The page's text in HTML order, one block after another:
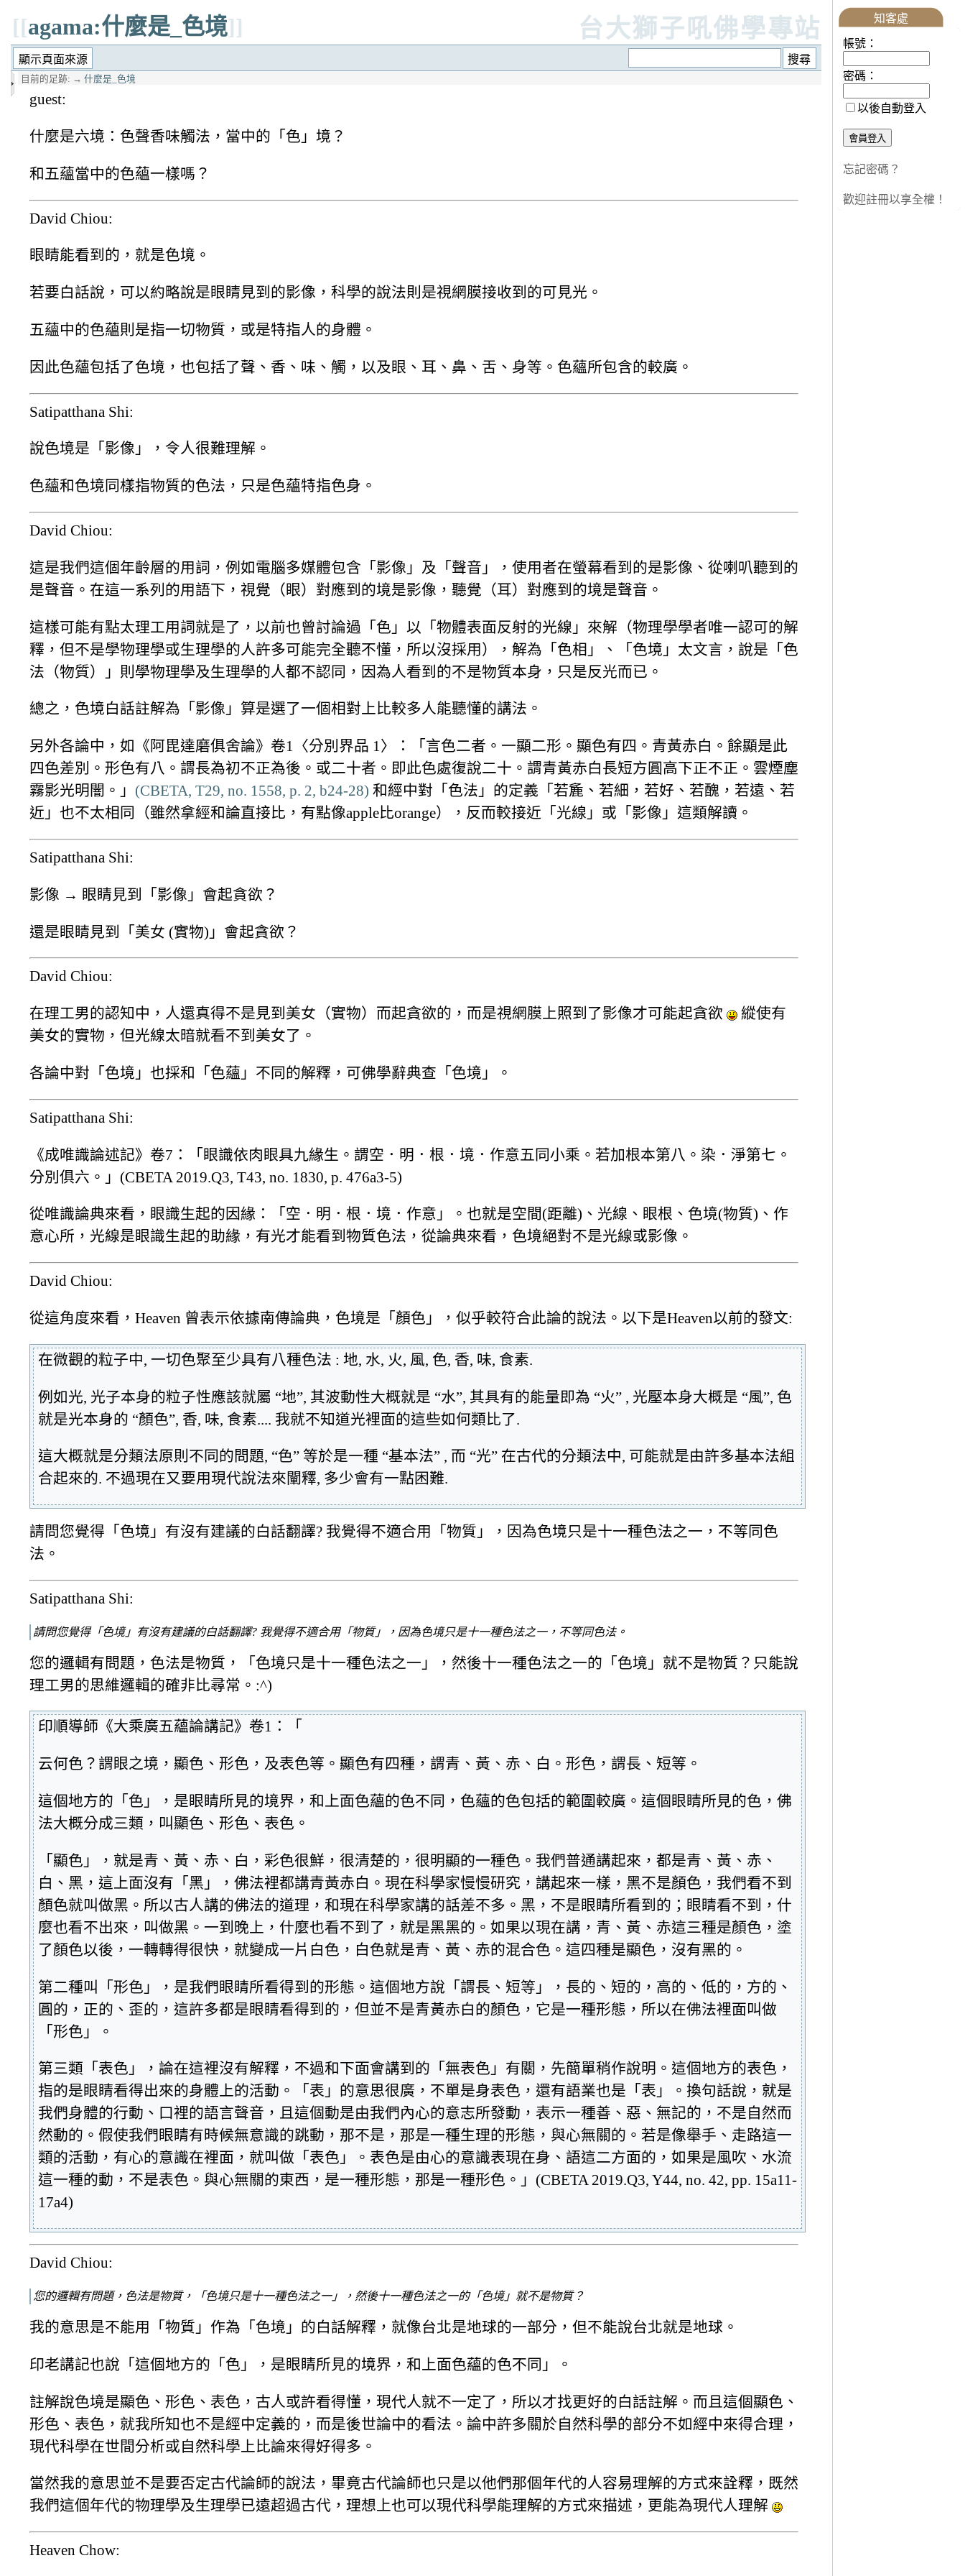
[[agama:什麼是_色境]] 台大獅子吼佛學專站
目前的足跡: → 什麼是_色境
guest:
什麼是六境：色聲香味觸法，當中的「色」境？
和五蘊當中的色蘊一樣嗎？
David Chiou:
眼睛能看到的，就是色境。
若要白話說，可以約略說是眼睛見到的影像，科學的說法則是視網膜接收到的可見光。
五蘊中的色蘊則是指一切物質，或是特指人的身體。
因此色蘊包括了色境，也包括了聲、香、味、觸，以及眼、耳、鼻、舌、身等。色蘊所包含的較廣。
Satipatthana Shi:
說色境是「影像」，令人很難理解。
色蘊和色境同樣指物質的色法，只是色蘊特指色身。
David Chiou:
這是我們這個年齡層的用詞，例如電腦多媒體包含「影像」及「聲音」，使用者在螢幕看到的是影像、從喇叭聽到的
是聲音。在這一系列的用語下，視覺（眼）對應到的境是影像，聽覺（耳）對應到的境是聲音。
這樣可能有點太理工用詞就是了，以前也曾討論過「色」以「物體表面反射的光線」來解（物理學學者唯一認可的解
釋，但不是學物理學或生理學的人許多可能完全聽不懂，所以沒採用），解為「色相」、「色境」太文言，說是「色
法（物質）」則學物理學及生理學的人都不認同，因為人看到的不是物質本身，只是反光而已。
總之，色境白話註解為「影像」算是選了一個相對上比較多人能聽懂的講法。
另外各論中，如《阿毘達磨俱舍論》卷1〈分別界品 1〉：「言色二者。一顯二形。顯色有四。青黃赤白。餘顯是此
四色差別。形色有八。謂長為初不正為後。或二十者。即此色處復說二十。謂青黃赤白長短方圓高下正不正。雲煙塵
霧影光明闇。」 (CBETA, T29, no. 1558, p. 2, b24-28) 和經中對「色法」的定義「若麁、若細，若好、若醜，若遠、若
近」也不太相同（雖然拿經和論直接比，有點像apple比orange），反而較接近「光線」或「影像」這類解讀。
Satipatthana Shi:
影像 → 眼睛見到「影像」會起貪欲？
還是眼睛見到「美女 (實物)」會起貪欲？
David Chiou:
在理工男的認知中，人還真得不是見到美女（實物）而起貪欲的，而是視網膜上照到了影像才可能起貪欲
縱使有
美女的實物，但光線太暗就看不到美女了。
各論中對「色境」也採和「色蘊」不同的解釋，可佛學辭典查「色境」。
Satipatthana Shi:
《成唯識論述記》卷7：「眼識依肉眼具九緣生。謂空．明．根．境．作意五同小乘。若加根本第八。染．淨第七。
分別俱六。」(CBETA 2019.Q3, T43, no. 1830, p. 476a3-5)
從唯識論典來看，眼識生起的因緣：「空．明．根．境．作意」。也就是空間(距離)、光線、眼根、色境(物質)、作
意心所，光線是眼識生起的助緣，有光才能看到物質色法，從論典來看，色境絕對不是光線或影像。
David Chiou:
從這角度來看，Heaven 曾表示依據南傳論典，色境是「顏色」，似乎較符合此論的說法。以下是Heaven以前的發文:
在微觀的粒子中, 一切色聚至少具有八種色法 : 地, 水, 火, 風, 色, 香, 味, 食素.
例如光, 光子本身的粒子性應該就屬 “地”, 其波動性大概就是 “水”, 其具有的能量即為 “火” , 光壓本身大概是 “風”, 色
就是光本身的 “顏色”, 香, 味, 食素.... 我就不知道光裡面的這些如何類比了.
這大概就是分類法原則不同的問題, “色” 等於是一種 “基本法” , 而 “光” 在古代的分類法中, 可能就是由許多基本法組
合起來的. 不過現在又要用現代說法來闡釋, 多少會有一點困難.
請問您覺得「色境」有沒有建議的白話翻譯? 我覺得不適合用「物質」，因為色境只是十一種色法之一，不等同色
法。
Satipatthana Shi:
請問您覺得「色境」有沒有建議的白話翻譯? 我覺得不適合用「物質」，因為色境只是十一種色法之一，不等同色法。
您的邏輯有問題，色法是物質，「色境只是十一種色法之一」，然後十一種色法之一的「色境」就不是物質？只能說
理工男的思維邏輯的確非比尋常。:^)
印順導師《大乘廣五蘊論講記》卷1：「
云何色？謂眼之境，顯色、形色，及表色等。顯色有四種，謂青、黃、赤、白。形色，謂長、短等。
這個地方的「色」，是眼睛所見的境界，和上面色蘊的色不同，色蘊的色包括的範圍較廣。這個眼睛所見的色，佛
法大概分成三類，叫顯色、形色、表色。
「顯色」，就是青、黃、赤、白，彩色很鮮，很清楚的，很明顯的一種色。我們普通講起來，都是青、黃、赤、
白、黑，這上面沒有「黑」，佛法裡都講青黃赤白。現在科學家慢慢研究，講起來一樣，黑不是顏色，我們看不到
顏色就叫做黑。所以古人講的佛法的道理，和現在科學家講的話差不多。黑，不是眼睛所看到的；眼睛看不到，什
麼也看不出來，叫做黑。一到晚上，什麼也看不到了，就是黑黑的。如果以現在講，青、黃、赤這三種是顏色，塗
了顏色以後，一轉轉得很快，就變成一片白色，白色就是青、黃、赤的混合色。這四種是顯色，沒有黑的。
第二種叫「形色」，是我們眼睛所看得到的形態。這個地方說「謂長、短等」，長的、短的，高的、低的，方的、
圓的，正的、歪的，這許多都是眼睛看得到的，但並不是青黃赤白的顏色，它是一種形態，所以在佛法裡面叫做
「形色」。
第三類「表色」，論在這裡沒有解釋，不過和下面會講到的「無表色」有關，先簡單稍作說明。這個地方的表色，
指的是眼睛看得出來的身體上的活動。「表」的意思很廣，不單是身表色，還有語業也是「表」。換句話說，就是
我們身體的行動、口裡的語言聲音，且這個動是由我們內心的意志所發動，表示一種善、惡、無記的，不是自然而
然動的。假使我們眼睛有時候無意識的跳動，那不是，那是一種生理的形態，與心無關的。若是像舉手、走路這一
類的活動，有心的意識在裡面，就叫做「表色」。表色是由心的意識表現在身、語這二方面的，如果是風吹、水流
這一種的動，不是表色。與心無關的東西，是一種形態，那是一種形色。」(CBETA 2019.Q3, Y44, no. 42, pp. 15a11-
17a4)
David Chiou:
您的邏輯有問題，色法是物質，「色境只是十一種色法之一」，然後十一種色法之一的「色境」就不是物質？
我的意思是不能用「物質」作為「色境」的白話解釋，就像台北是地球的一部分，但不能說台北就是地球。
印老講記也說「這個地方的「色」，是眼睛所見的境界，和上面色蘊的色不同」。
註解說色境是顯色、形色、表色，古人或許看得懂，現代人就不一定了，所以才找更好的白話註解。而且這個顯色、
形色、表色，就我所知也不是經中定義的，而是後世論中的看法。論中許多關於自然科學的部分不如經中來得合理，
現代科學在世間分析或自然科學上比論來得好得多。
當然我的意思並不是要否定古代論師的說法，畢竟古代論師也只是以他們那個年代的人容易理解的方式來詮釋，既然
我們這個年代的物理學及生理學已遠超過古代，理想上也可以現代科學能理解的方式來描述，更能為現代人理解
Heaven Chow:
知客處
帳號：
密碼：
以後自動登入
忘記密碼？
歡迎註冊以享全權！